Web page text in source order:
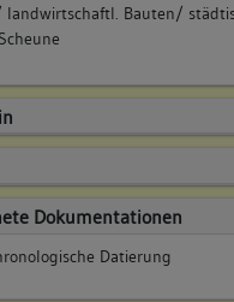
landwirtschaftl. Bauten/
Scheune
Dokumentationen
Datierung